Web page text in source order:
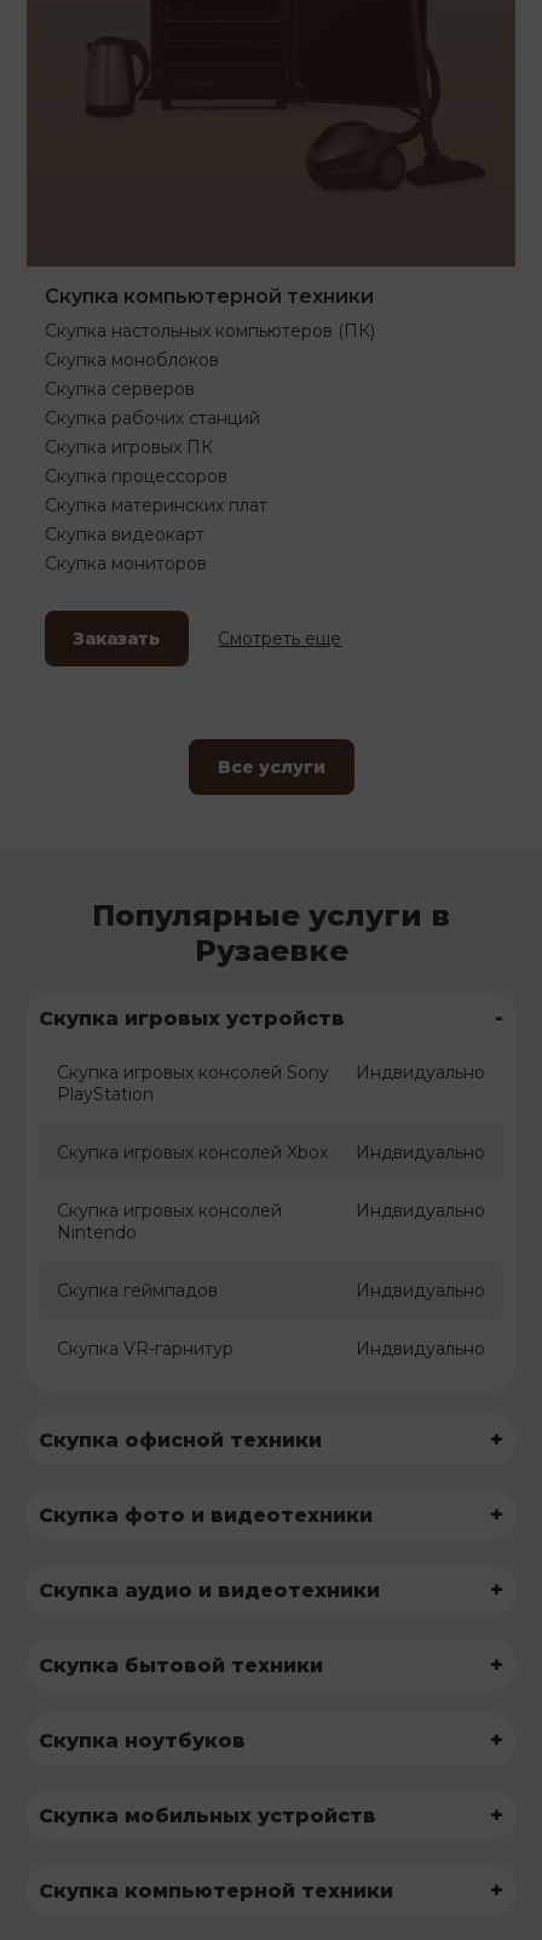
Скупка компьютерной техники
Скупка настольных компьютеров (ПК)
Скупка моноблоков
Скупка серверов
Скупка рабочих станций
Скупка игровых ПК
Скупка процессоров
Скупка материнских плат
Скупка видеокарт
Скупка мониторов
Заказать Смотреть еще
Все услуги
Популярные услуги в
Рузаевке
Скупка игровых устройств -
Скупка игровых консолей Sony
PlayStation
Индвидуально
Скупка игровых консолей Xbox Индвидуально
Скупка игровых консолей
Nintendo
Индвидуально
Скупка геймпадов Индвидуально
Скупка VR-гарнитур Индвидуально
Скупка офисной техники +
Скупка фото и видеотехники +
Скупка аудио и видеотехники +
Скупка бытовой техники +
Скупка ноутбуков +
Скупка мобильных устройств +
Скупка компьютерной техники +